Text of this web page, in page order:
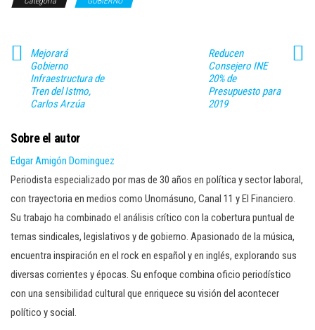
Mejorará
Gobierno
Infraestructura de
Tren del Istmo,
Carlos Arzúa
Reducen
Consejero INE
20% de
Presupuesto para
2019
Sobre el autor
Edgar Amigón Dominguez
Periodista especializado por mas de 30 años en política y sector laboral,
con trayectoria en medios como Unomásuno, Canal 11 y El Financiero.
Su trabajo ha combinado el análisis crítico con la cobertura puntual de
temas sindicales, legislativos y de gobierno. Apasionado de la música,
encuentra inspiración en el rock en español y en inglés, explorando sus
diversas corrientes y épocas. Su enfoque combina oficio periodístico
con una sensibilidad cultural que enriquece su visión del acontecer
político y social.